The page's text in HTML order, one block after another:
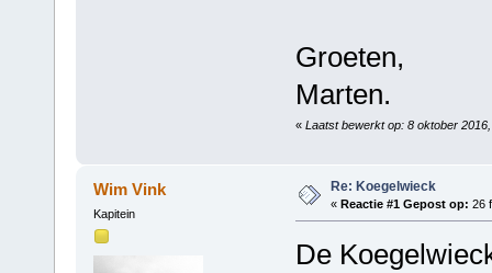
Groeten,
Marten.
« Laatst bewerkt op: 8 oktober
Wim Vink
Kapitein
Re: Koegelwieck
« Reactie #1 Gepost op: 26
De